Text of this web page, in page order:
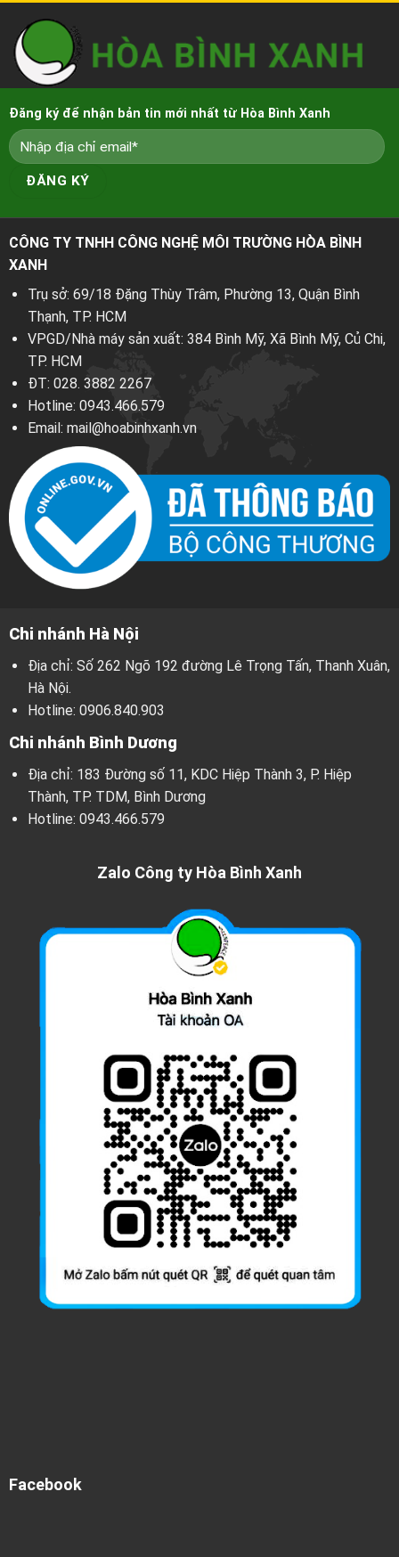
Đăng ký để nhận bản tin mới nhất từ Hòa Bình Xanh
CÔNG TY TNHH CÔNG NGHỆ MÔI TRƯỜNG HÒA BÌNH
XANH
Trụ sở: 69/18 Đặng Thùy Trâm, Phường 13, Quận Bình
Thạnh, TP. HCM
VPGD/Nhà máy sản xuất: 384 Bình Mỹ, Xã Bình Mỹ, Củ Chi,
TP. HCM
ĐT: 028. 3882 2267
Hotline: 0943.466.579
Email: mail@hoabinhxanh.vn
Chi nhánh Hà Nội
Địa chỉ: Số 262 Ngõ 192 đường Lê Trọng Tấn, Thanh Xuân,
Hà Nội.
Hotline: 0906.840.903
Chi nhánh Bình Dương
Địa chỉ: 183 Đường số 11, KDC Hiệp Thành 3, P. Hiệp
Thành, TP. TDM, Bình Dương
Hotline: 0943.466.579
Zalo Công ty Hòa Bình Xanh
Facebook